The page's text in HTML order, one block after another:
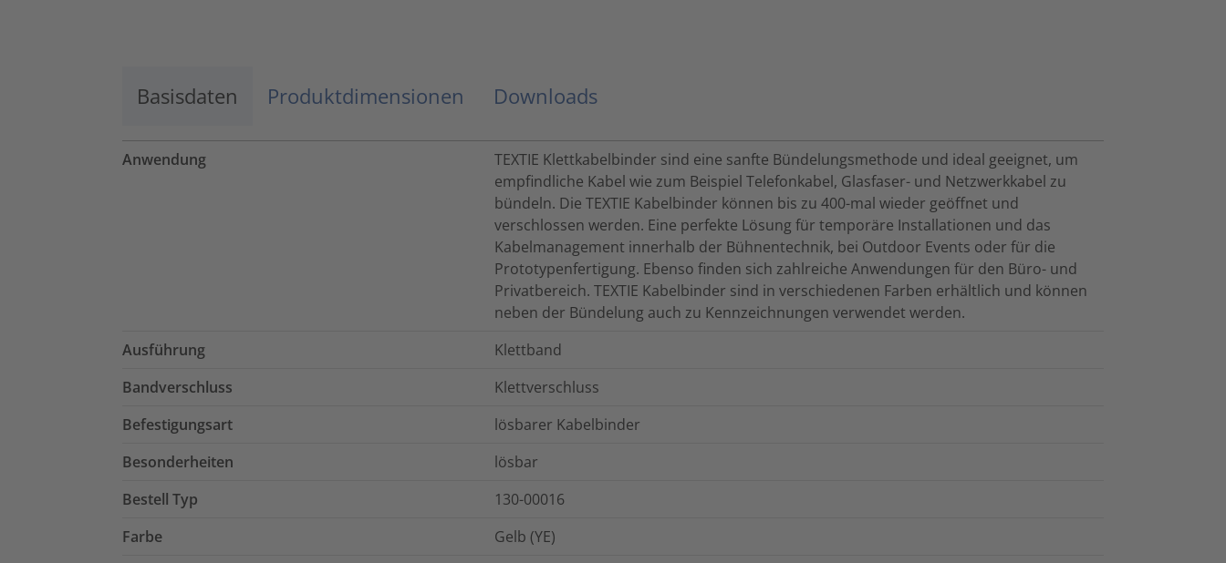
Akzeptieren
Basisdaten Produktdimensionen Downloads
Anwendung
TEXTIE Klettkabelbinder sind eine sanfte Bündelungsmethode und ideal geeignet, um
empfindliche Kabel wie zum Beispiel Telefonkabel, Glasfaser- und Netzwerkkabel zu
bündeln. Die TEXTIE Kabelbinder können bis zu 400-mal wieder geöffnet und
verschlossen werden. Eine perfekte Lösung für temporäre Installationen und das
Kabelmanagement innerhalb der Bühnentechnik, bei Outdoor Events oder für die
Prototypenfertigung. Ebenso finden sich zahlreiche Anwendungen für den Büro- und
Privatbereich. TEXTIE Kabelbinder sind in verschiedenen Farben erhältlich und können
neben der Bündelung auch zu Kennzeichnungen verwendet werden.
Ausführung
Klettband
Bandverschluss
Klettverschluss
Befestigungsart
lösbarer Kabelbinder
Besonderheiten
lösbar
Bestell Typ
130-00016
Farbe
Gelb (YE)